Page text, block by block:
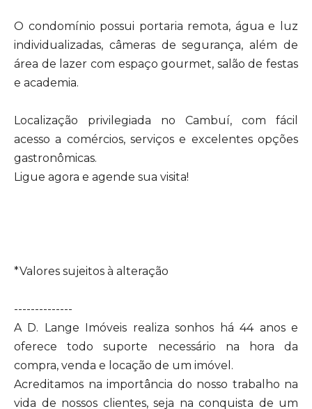
O condomínio possui portaria remota, água e luz
individualizadas, câmeras de segurança, além de
área de lazer com espaço gourmet, salão de festas
e academia.
Localização privilegiada no Cambuí, com fácil
acesso a comércios, serviços e excelentes opções
gastronômicas.
Ligue agora e agende sua visita!
*Valores sujeitos à alteração
--------------
A D. Lange Imóveis realiza sonhos há 44 anos e
oferece todo suporte necessário na hora da
compra, venda e locação de um imóvel.
Acreditamos na importância do nosso trabalho na
vida de nossos clientes, seja na conquista de um